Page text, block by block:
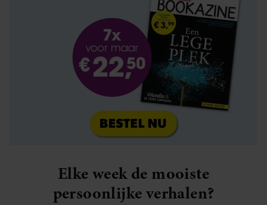
Elke week de mooiste
persoonlijke verhalen?